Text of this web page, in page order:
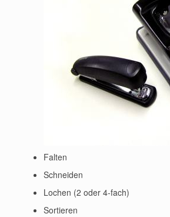
Falten
Schneiden
Lochen (2 oder 4-fach)
Sortieren